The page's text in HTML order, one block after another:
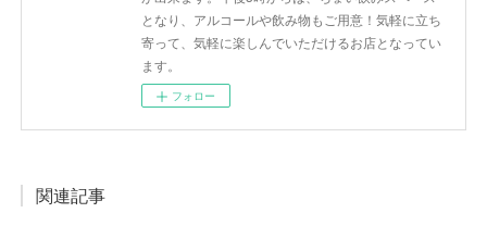
となり、アルコールや飲み物もご用意！気軽に立ち
寄って、気軽に楽しんでいただけるお店となってい
ます。
フォロー
関連記事